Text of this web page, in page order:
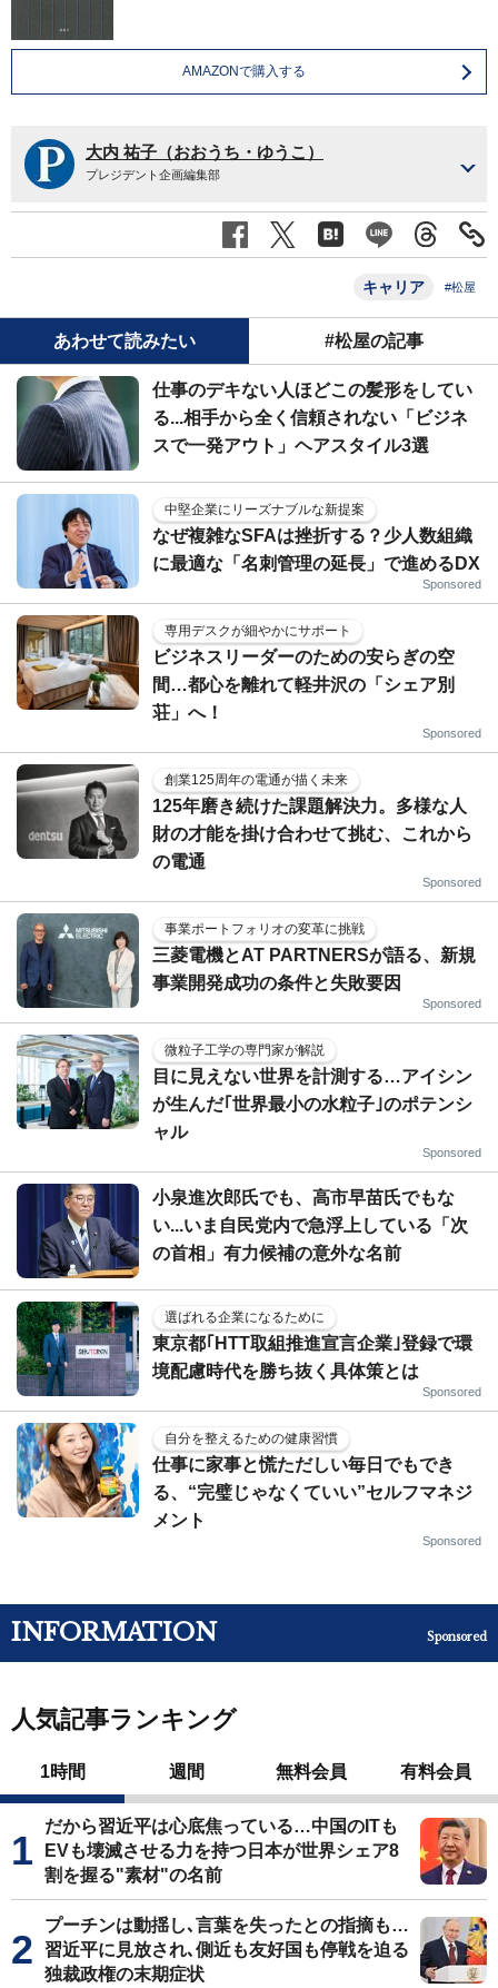
AMAZONで購入する
大内 祐子（おおうち・ゆうこ）
プレジデント企画編集部
キャリア #松屋
あわせて読みたい #松屋の記事
仕事のデキない人ほどこの髪形をしてい
る...相手から全く信頼されない「ビジネ
スで一発アウト」ヘアスタイル3選
中堅企業にリーズナブルな新提案
なぜ複雑なSFAは挫折する？少人数組織
に最適な「名刺管理の延長」で進めるDX
Sponsored
専用デスクが細やかにサポート
ビジネスリーダーのための安らぎの空
間…都心を離れて軽井沢の「シェア別
荘」へ！
Sponsored
創業125周年の電通が描く未来
125年磨き続けた課題解決力。多様な人
財の才能を掛け合わせて挑む、これから
の電通
Sponsored
事業ポートフォリオの変革に挑戦
三菱電機とAT PARTNERSが語る、新規
事業開発成功の条件と失敗要因
Sponsored
微粒子工学の専門家が解説
目に見えない世界を計測する…アイシン
が生んだ｢世界最小の水粒子｣のポテンシ
ャル
Sponsored
小泉進次郎氏でも、高市早苗氏でもな
い...いま自民党内で急浮上している「次
の首相」有力候補の意外な名前
選ばれる企業になるために
東京都｢HTT取組推進宣言企業｣登録で環
境配慮時代を勝ち抜く具体策とは
Sponsored
自分を整えるための健康習慣
仕事に家事と慌ただしい毎日でもでき
る、“完璧じゃなくていい”セルフマネジ
メント
Sponsored
INFORMATION Sponsored
人気記事ランキング
1時間 週間 無料会員 有料会員
だから習近平は心底焦っている…中国のITも
EVも壊滅させる力を持つ日本が世界シェア8
割を握る"素材"の名前
プーチンは動揺し､言葉を失ったとの指摘も…
習近平に見放され､側近も友好国も停戦を迫る
独裁政権の末期症状